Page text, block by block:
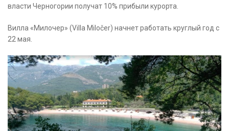
власти Черногории получат 10% прибыли курорта.
Вилла «Милочер» (Villa Miločer) начнет работать круглый год с
22 мая.